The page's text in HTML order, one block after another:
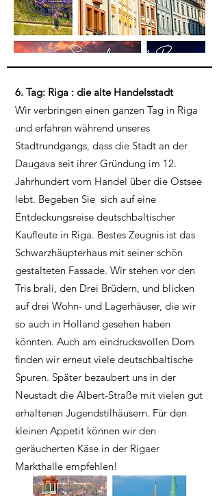
6. Tag: Riga : die alte Handelsstadt
Wir verbringen einen ganzen Tag in Riga
und erfahren während unseres
Stadtrundgangs, dass die Stadt an der
Daugava seit ihrer Gründung im 12.
Jahrhundert vom Handel über die Ostsee
lebt. Begeben Sie sich auf eine
Entdeckungsreise deutschbaltischer
Kaufleute in Riga. Bestes Zeugnis ist das
Schwarzhäupterhaus mit seiner schön
gestalteten Fassade. Wir stehen vor den
Tris brali, den Drei Brüdern, und blicken
auf drei Wohn- und Lagerhäuser, die wir
so auch in Holland gesehen haben
könnten. Auch am eindrucksvollen Dom
finden wir erneut viele deutschbaltische
Spuren. Später bezaubert uns in der
Neustadt die Albert-Straße mit vielen gut
erhaltenen Jugendstilhäusern. Für den
kleinen Appetit können wir den
geräucherten Käse in der Rigaer
Markthalle empfehlen!